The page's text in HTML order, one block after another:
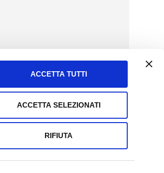
ACCETTA TUTTI
ACCETTA SELEZIONATI
RIFIUTA
Tel + 39.045.8009480
clienti@informatoreagrario.it